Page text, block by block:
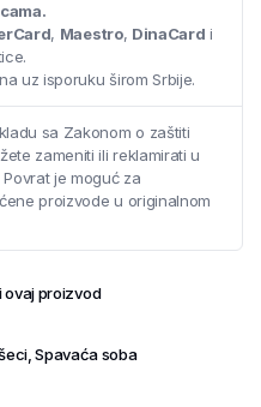
, Maestro, DinaCard i
uz isporuku širom Srbije.
sa Zakonom o zaštiti
zameniti ili reklamirati u
je moguć za
proizvode u originalnom
ovaj proizvod
,Spavaća soba